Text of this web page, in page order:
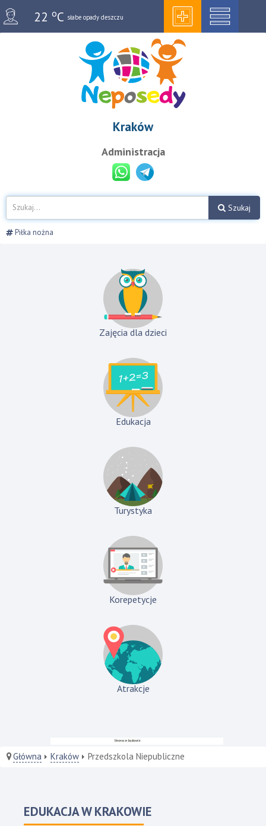
22oC słabe opady deszczu
Kraków
Administracja
Szukaj
Piłka nożna
Zajęcia dla dzieci
Edukacja
Turystyka
Korepetycje
Atrakcje
Główna Kraków Przedszkola Niepubliczne
EDUKACJA W KRAKOWIE